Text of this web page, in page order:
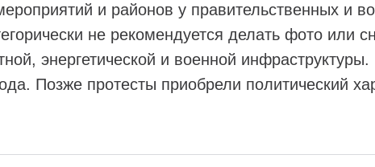
и районов у правительственных и
не рекомендуется делать фото или
энергетической и военной
Позже протесты приобрели политический